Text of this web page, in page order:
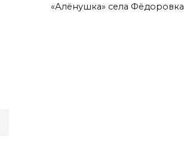
«Алёнушка» села Фёдоровка